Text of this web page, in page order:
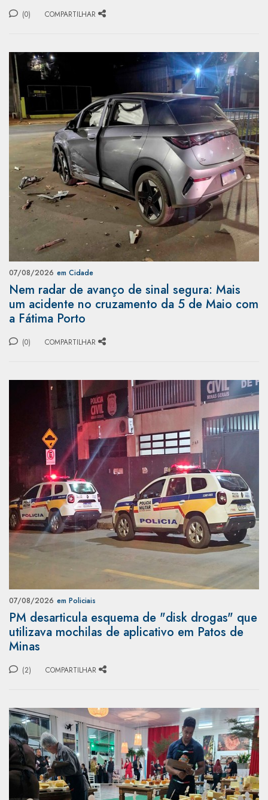
(0) COMPARTILHAR
07/08/2026 em Cidade
Nem radar de avanço de sinal segura: Mais
um acidente no cruzamento da 5 de Maio com
a Fátima Porto
(0) COMPARTILHAR
07/08/2026 em Policiais
PM desarticula esquema de "disk drogas" que
utilizava mochilas de aplicativo em Patos de
Minas
(2) COMPARTILHAR